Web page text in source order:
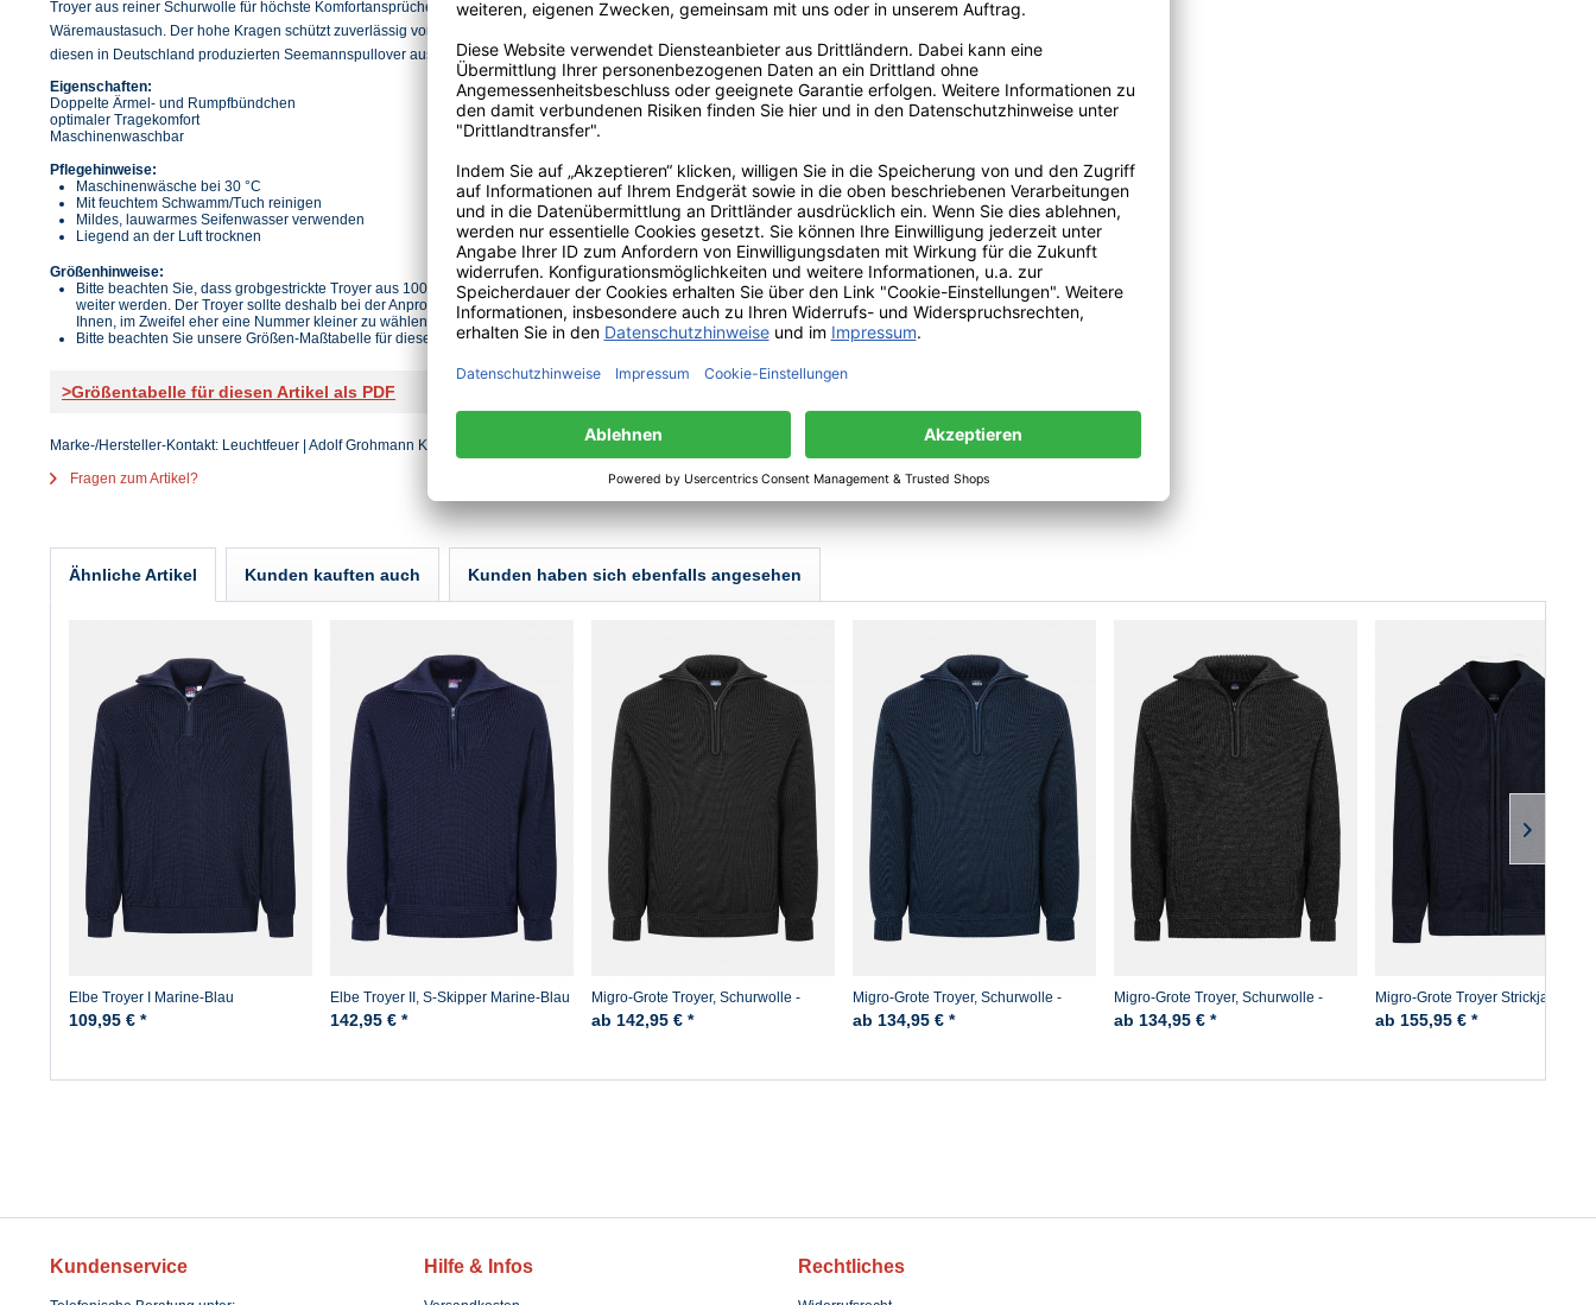
Troyer aus reiner Schurwolle für höchste Komfortansprüche. Die feine Wolle sorgt für optimalen
Wäremaustasuch. Der hohe Kragen schützt zuverlässig vor Wind und Wetter. Die hohe Qualität zeichnet
diesen in Deutschland produzierten Seemannspullover aus.
Eigenschaften:
Doppelte Ärmel- und Rumpfbündchen
optimaler Tragekomfort
Maschinenwaschbar
Pflegehinweise:
Maschinenwäsche bei 30 °C
Mit feuchtem Schwamm/Tuch reinigen
Mildes, lauwarmes Seifenwasser verwenden
Liegend an der Luft trocknen
Größenhinweise:
Bitte beachten Sie, dass grobgestrickte Troyer aus 100% Schurwolle mit der Zeit etwas größer und
weiter werden. Der Troyer sollte deshalb bei der Anprobe am besten etwas enger sitzen! Wir empfehlen
Ihnen, im Zweifel eher eine Nummer kleiner zu wählen.
Bitte beachten Sie unsere Größen-Maßtabelle für diesen Artikel.
>Größentabelle für diesen Artikel als PDF
Marke-/Hersteller-Kontakt: Leuchtfeuer | Adolf Grohmann KG | Goebelstraße 53 | 28865 Lilienthal | Deutschland | info(a)leuchtfeuer-strickwaren.de
Fragen zum Artikel?
Ähnliche Artikel Kunden kauften auch Kunden haben sich ebenfalls angesehen
Elbe Troyer I Marine-Blau
109,95 € *
Elbe Troyer II, S-Skipper Marine-Blau
142,95 € *
Migro-Grote Troyer, Schurwolle -
Schwarz
ab 142,95 € *
Migro-Grote Troyer, Schurwolle -
Marine
ab 134,95 € *
Migro-Grote Troyer, Schurwolle -
Anthrazit
ab 134,95 € *
Migro-Grote Troyer Strickjacke
ab 155,95 € *
Kundenservice Hilfe & Infos Rechtliches